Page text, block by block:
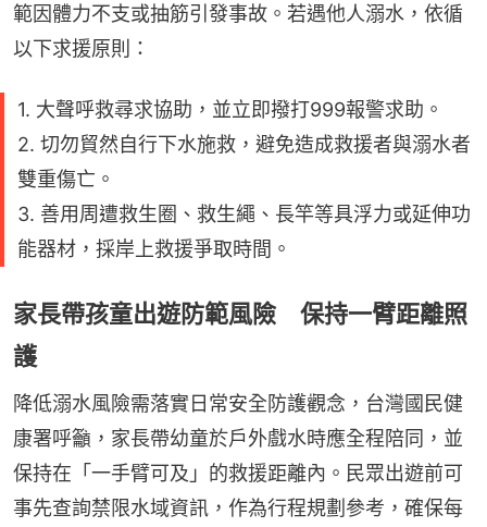
範因體力不支或抽筋引發事故。若遇他人溺水，依循
以下求援原則：
1. 大聲呼救尋求協助，並立即撥打999報警求助。
2. 切勿貿然自行下水施救，避免造成救援者與溺水者
雙重傷亡。
3. 善用周遭救生圈、救生繩、長竿等具浮力或延伸功
能器材，採岸上救援爭取時間。
家長帶孩童出遊防範風險 保持一臂距離照
護
降低溺水風險需落實日常安全防護觀念，台灣國民健
康署呼籲，家長帶幼童於戶外戲水時應全程陪同，並
保持在「一手臂可及」的救援距離內。民眾出遊前可
事先查詢禁限水域資訊，作為行程規劃參考，確保每